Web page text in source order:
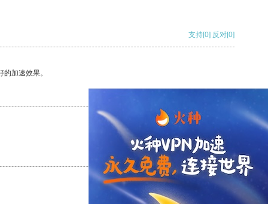
支持[0] 反对[0]
加速效果。
支持 [0] 反对 [0]